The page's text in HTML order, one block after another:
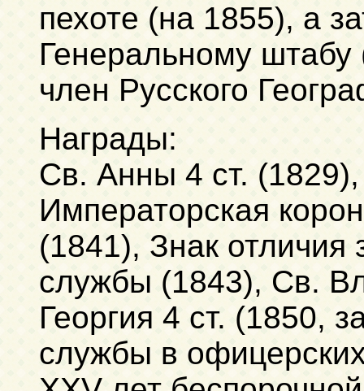
пехоте (на 1855), а
Генеральному
член Русского
Награды:
Св. Анны 4 ст.
Императорская
(1841), Знак отличия
службы (1843), Св.
Георгия 4 ст. (1850,
службы в